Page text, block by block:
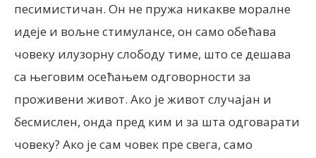
песимистичан. Он не пружа никакве моралне
идеје и вољне стимулансе, он само обећава
човеку илузорну слободу тиме, што се дешава
са његовим осећањем одговорности за
проживени живот. Ако је живот случајан и
бесмислен, онда пред ким и за шта одговарати
човеку? Ако је сам човек пре свега, само